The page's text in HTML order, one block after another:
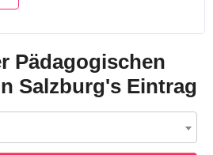
Pädagogischen
Salzburg's Eintrag